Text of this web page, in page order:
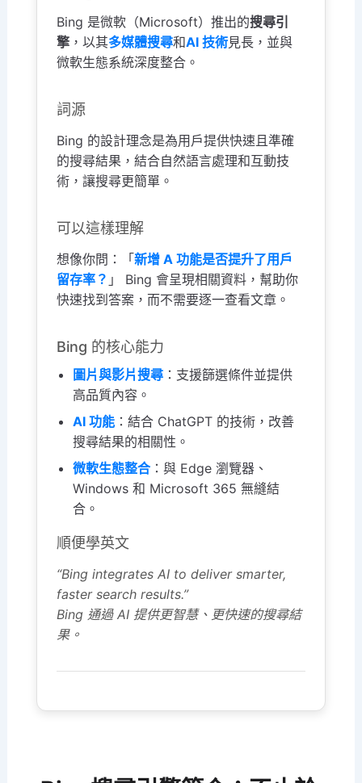
Bing 是微軟（Microsoft）推出的搜尋引
擎 ，以其多媒體搜尋和AI 技術見長，並與
微軟生態系統深度整合。
詞源
Bing 的設計理念是為用戶提供快速且準確
的搜尋結果，結合自然語言處理和互動技
術，讓搜尋更簡單。
可以這樣理解
想像你問：「新增 A 功能是否提升了用戶
留存率？ 」 Bing 會呈現相關資料，幫助你
快速找到答案，而不需要逐一查看文章。
Bing 的核心能力
圖片與影片搜尋 ：支援篩選條件並提供
高品質內容。
AI 功能 ：結合 ChatGPT 的技術，改善
搜尋結果的相關性。
微軟生態整合 ：與 Edge 瀏覽器、
Windows 和 Microsoft 365 無縫結
合。
順便學英文
“Bing integrates AI to deliver smarter,
faster search results.”
Bing 通過 AI 提供更智慧、更快速的搜尋結
果。